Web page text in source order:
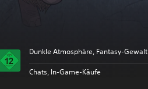
Dunkle Atmosphäre, Fantasy-Gewalt
Chats, In-Game-Käufe